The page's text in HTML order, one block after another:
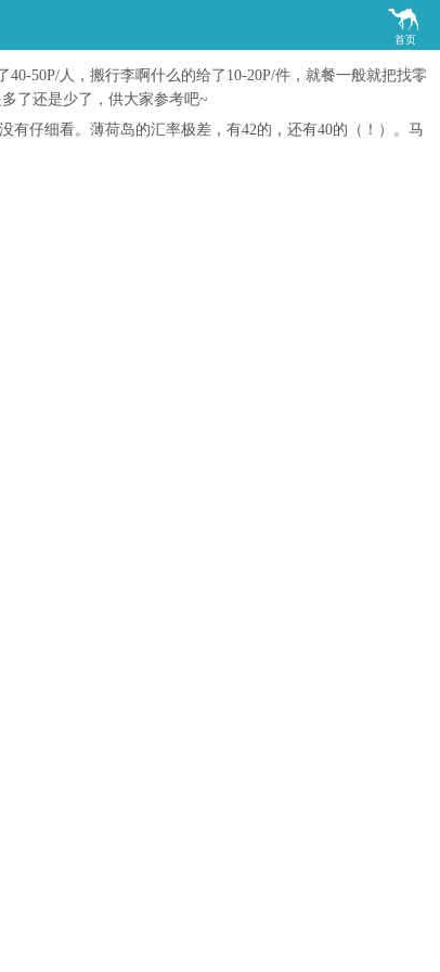

首页
50P/人，搬行李啊什么的给了10-20P/件，就餐一般就把找零
了还是少了，供大家参考吧~
有仔细看。薄荷岛的汇率极差，有42的，还有40的（！）。马